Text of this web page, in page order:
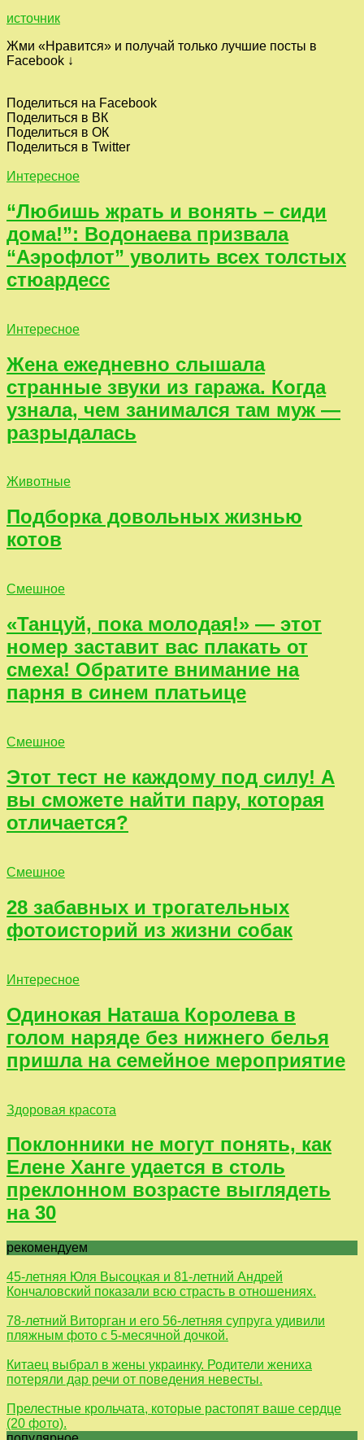
источник
Жми «Нравится» и получай только лучшие посты в
Facebook ↓
Поделиться на Facebook
Поделиться в ВК
Поделиться в ОК
Поделиться в Twitter
Интересное
“Любишь жрать и вонять – сиди
дома!”: Водонаева призвала
“Аэрофлот” уволить всех толстых
стюардесс
Интересное
Жена ежедневно слышала
странные звуки из гаража. Когда
узнала, чем занимался там муж —
разрыдалась
Животные
Подборка довольных жизнью
котов
Смешное
«Танцуй, пока молодая!» — этот
номер заставит вас плакать от
смеха! Обратите внимание на
парня в синем платьице
Смешное
Этот тест не каждому под силу! А
вы сможете найти пару, которая
отличается?
Смешное
28 забавных и трогательных
фотоисторий из жизни собак
Интересное
Одинокая Наташа Королева в
голом наряде без нижнего белья
пришла на семейное мероприятие
Здоровая красота
Поклонники не могут понять, как
Елене Ханге удается в столь
преклонном возрасте выглядеть
на 30
рекомендуем
45-летняя Юля Высоцкая и 81-летний Андрей
Кончаловский показали всю страсть в отношениях.
78-летний Виторган и его 56-летняя супруга удивили
пляжным фото с 5-месячной дочкой.
Китаец выбрал в жены украинку. Родители жениха
потеряли дар речи от поведения невесты.
Прелестные крольчата, которые растопят ваше сердце
(20 фото).